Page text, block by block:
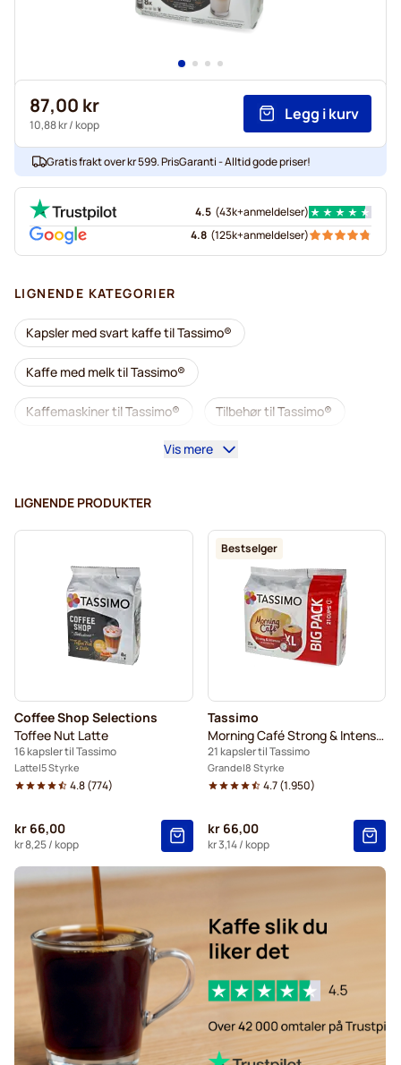
87,00 kr
10,88 kr/ kopp
Legg i kurv
Gratis frakt over kr 599. PrisGaranti - Alltid gode priser!
4.5 (43k+anmeldelser)
4.8 (125k+anmeldelser)
LIGNENDE KATEGORIER
Kapsler med svart kaffe til Tassimo®
Kaffe med melk til Tassimo®
Kaffemaskiner til Tassimo® Tilbehør til Tassimo®
Koffeinfri kaffe for Tassimo Alt til kaffen til Tassimo
L'OR kaffekapsler for Tassimo
Jacobs kaffekapsler for Tassimo Kapsler til Tassimo®
Friele kaffekapsler for Tassimo
Marcilla kaffekapsler for Tassimo Til Tassimo®
Gevalia kaffekapsler for Tassimo
Vis mere
LIGNENDE PRODUKTER
Coffee Shop Selections
Toffee Nut Latte
16 kapsler til Tassimo
Latte 5 Styrke
4.8(774)
kr 66,00
kr 8,25/ kopp
Bestselger
Tassimo
Morning Café Strong & Intense XL
21 kapsler til Tassimo
Grande 8 Styrke
4.7(1.950)
kr 66,00
kr 3,14/ kopp